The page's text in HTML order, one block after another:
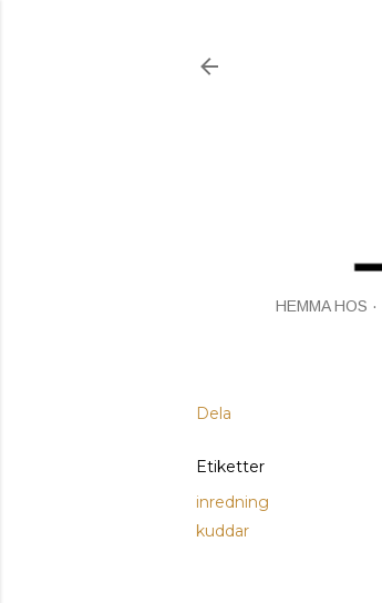
HEMMA HOS
Dela
Etiketter
inredning
kuddar